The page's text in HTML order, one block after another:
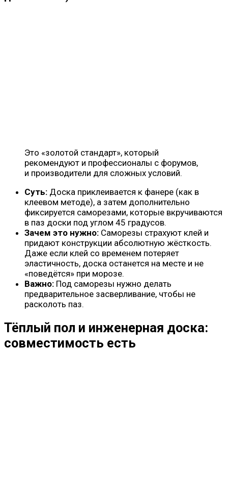
Это «золотой стандарт», который
рекомендуют и профессионалы с форумов,
и производители для сложных условий.
Суть: Доска приклеивается к фанере (как в
клеевом методе), а затем дополнительно
фиксируется саморезами, которые вкручиваются
в паз доски под углом 45 градусов.
Зачем это нужно: Саморезы страхуют клей и
придают конструкции абсолютную жёсткость.
Даже если клей со временем потеряет
эластичность, доска останется на месте и не
«поведётся» при морозе.
Важно: Под саморезы нужно делать
предварительное засверливание, чтобы не
расколоть паз.
Тёплый пол и инженерная доска:
совместимость есть